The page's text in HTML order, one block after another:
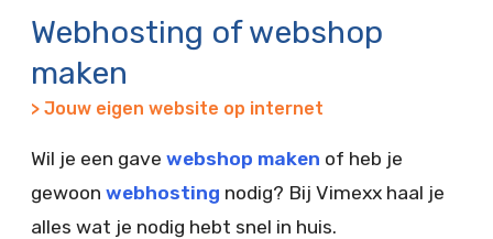
Webhosting of webshop
maken
> Jouw eigen website op internet
Wil je een gave webshop maken of heb je
gewoon webhosting nodig? Bij Vimexx haal je
alles wat je nodig hebt snel in huis.